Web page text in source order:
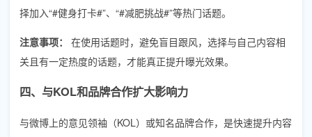
择加入“#健身打卡#”、“#减肥挑战#”等热门话题。
注意事项：
在使用话题时，避免盲目跟风，选择与自己内容相
关且有一定热度的话题，才能真正提升曝光效果。
四、与KOL和品牌合作扩大影响力
与微博上的意见领袖（KOL）或知名品牌合作，是快速提升内容